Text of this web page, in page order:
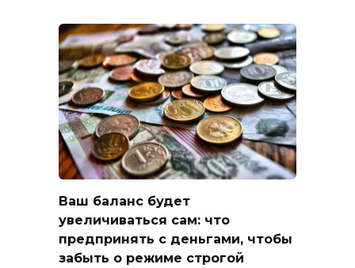
Ваш баланс будет
увеличиваться сам: что
предпринять с деньгами, чтобы
забыть о режиме строгой